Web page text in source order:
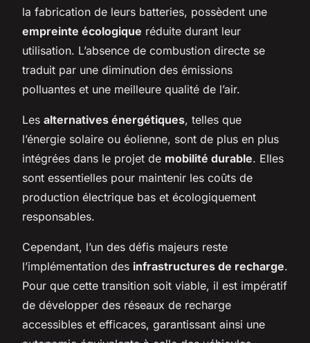
la fabrication de leurs batteries, possèdent une
empreinte écologique réduite durant leur
utilisation. L’absence de combustion directe se
traduit par une diminution des émissions
polluantes et une meilleure qualité de l’air.
Les alternatives énergétiques, telles que
l’énergie solaire ou éolienne, sont de plus en plus
intégrées dans le projet de mobilité durable. Elles
sont essentielles pour maintenir les coûts de
production électrique bas et écologiquement
responsables.
Cependant, l’un des défis majeurs reste
l’implémentation des infrastructures de recharge.
Pour que cette transition soit viable, il est impératif
de développer des réseaux de recharge
accessibles et efficaces, garantissant ainsi une